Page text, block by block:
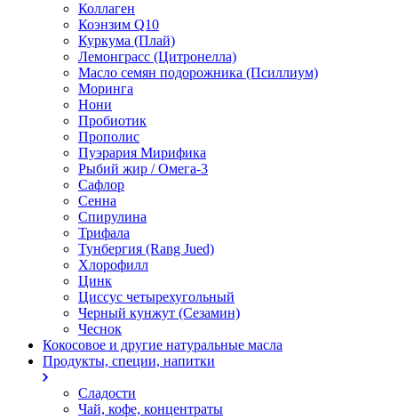
Коллаген
Коэнзим Q10
Куркума (Плай)
Лемонграсс (Цитронелла)
Масло семян подорожника (Псиллиум)
Моринга
Нони
Пробиотик
Прополис
Пуэрария Мирифика
Рыбий жир / Омега-3
Сафлор
Сенна
Спирулина
Трифала
Тунбергия (Rang Jued)
Хлорофилл
Цинк
Циссус четырехугольный
Черный кунжут (Сезамин)
Чеснок
Кокосовое и другие натуральные масла
Продукты, специи, напитки
Сладости
Чай, кофе, концентраты